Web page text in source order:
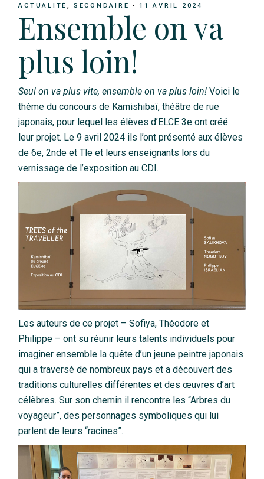
ACTUALITÉ SECONDAIRE 11 AVRIL 2024
Ensemble on va
plus loin!
Seul on va plus vite, ensemble on va plus loin!Voici le
thème du concours de Kamishibaï, théâtre de rue
japonais, pour lequel les élèves d’ELCE 3e ont créé
leur projet. Le 9 avril 2024 ils l’ont présenté aux élèves
de 6e, 2nde et Tle et leurs enseignants lors du
vernissage de l’exposition au CDI.
Les auteurs de ce projet – Sofiya, Théodore et
Philippe – ont su réunir leurs talents individuels pour
imaginer ensemble la quête d’un jeune peintre japonais
qui a traversé de nombreux pays et a découvert des
traditions culturelles différentes et des œuvres d’art
célèbres. Sur son chemin il rencontre les “Arbres du
voyageur”, des personnages symboliques qui lui
parlent de leurs “racines”.